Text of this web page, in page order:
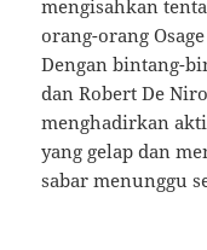
mengisahkan
orang-orang
Dengan bintang-
dan Robert De
menghadirkan
yang gelap dan
sabar menunggu